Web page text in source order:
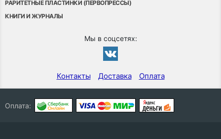
РАРИТЕТНЫЕ ПЛАСТИНКИ (ПЕРВОПРЕССЫ)
КНИГИ И ЖУРНАЛЫ
Мы в соцсетях:
Контакты Доставка Оплата
Оплата: